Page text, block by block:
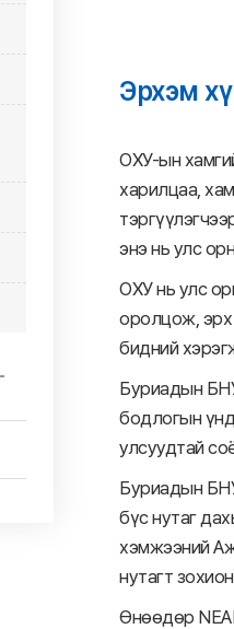
Эрхэм
ОХУ-ын
харилцаа,
энэ нь улс
ОХУ нь улс
оролцож, эрх
бидний
Буриадын
бодлогын
улсуудтай
Буриадын
бүс нутаг
хэмжээний
нутагт
Өнөөдөр